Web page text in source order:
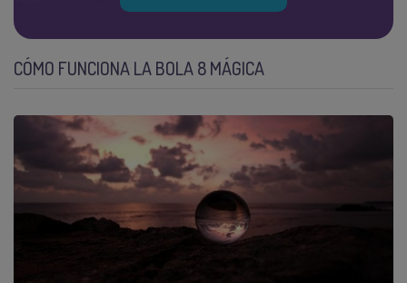
CÓMO FUNCIONA LA BOLA 8 MÁGICA